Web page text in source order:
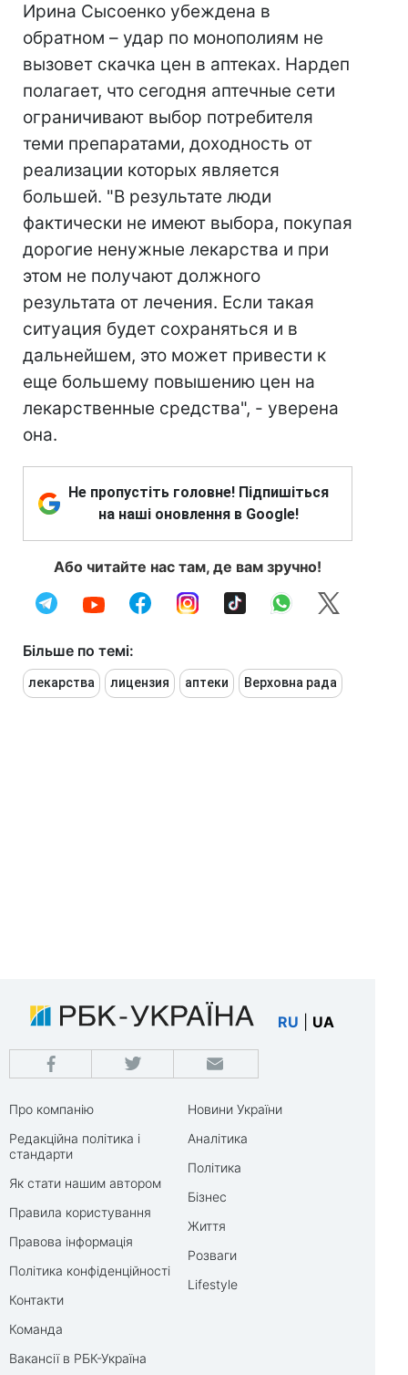
Ирина Сысоенко убеждена в
обратном – удар по монополиям не
вызовет скачка цен в аптеках. Нардеп
полагает, что сегодня аптечные сети
ограничивают выбор потребителя
теми препаратами, доходность от
реализации которых является
большей. "В результате люди
фактически не имеют выбора, покупая
дорогие ненужные лекарства и при
этом не получают должного
результата от лечения. Если такая
ситуация будет сохраняться и в
дальнейшем, это может привести к
еще большему повышению цен на
лекарственные средства", - уверена
она.
Не пропустіть головне! Підпишіться
на наші оновлення в Google!
Або читайте нас там, де вам зручно!
Більше по темі:
лекарства лицензия аптеки Верховна рада
RU UA
Про компанію
Редакційна політика і
стандарти
Як стати нашим автором
Правила користування
Правова інформація
Політика конфіденційності
Контакти
Команда
Вакансії в РБК-Україна
Новини України
Аналітика
Політика
Бізнес
Життя
Розваги
Lifestyle